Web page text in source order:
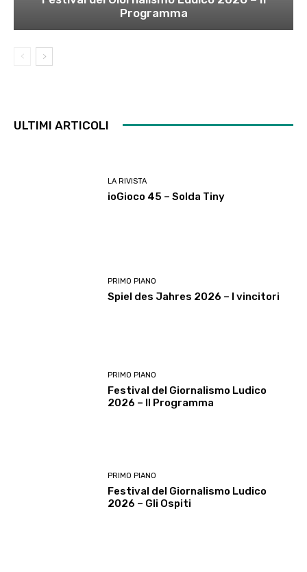
Programma
ULTIMI ARTICOLI
LA RIVISTA
ioGioco 45 – Solda Tiny
PRIMO PIANO
Spiel des Jahres 2026 – I vincitori
PRIMO PIANO
Festival del Giornalismo Ludico
2026 – Il Programma
PRIMO PIANO
Festival del Giornalismo Ludico
2026 – Gli Ospiti